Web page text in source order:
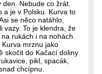
den. Nebude co žrát.
a je v Polsku. Kurva to
se něco natáhlo,
vazy. To je klendra, že
rukách i na nohách.
mrznu jako
skočit do Kačací doliny
pikl, spacák,
chcípnu.